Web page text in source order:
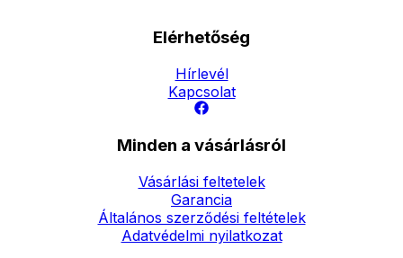
Elérhetőség
Hírlevél
Kapcsolat
Minden a vásárlásról
Vásárlási feltetelek
Garancia
Általános szerződési feltételek
Adatvédelmi nyilatkozat